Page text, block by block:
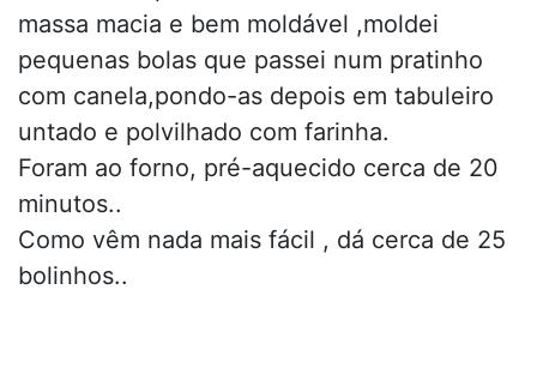
massa macia e bem moldável ,moldei
pequenas bolas que passei num pratinho
com canela,pondo-as depois em tabuleiro
untado e polvilhado com farinha.
Foram ao forno, pré-aquecido cerca de 20
minutos..
Como vêm nada mais fácil , dá cerca de 25
bolinhos..